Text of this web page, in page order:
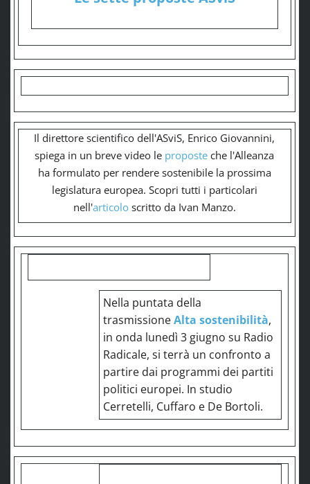
Il direttore scientifico dell'ASviS, Enrico Giovannini,
spiega in un breve video le proposte che l'Alleanza
ha formulato per rendere sostenibile la prossima
legislatura europea. Scopri tutti i particolari
nell'articoloscritto da Ivan Manzo.
Nella puntata della
trasmissioneAlta sostenibilità,
in onda lunedì 3 giugno su Radio
Radicale, si terrà un confronto a
partire dai programmi dei partiti
politici europei. In studio
Cerretelli, Cuffaro e De Bortoli.